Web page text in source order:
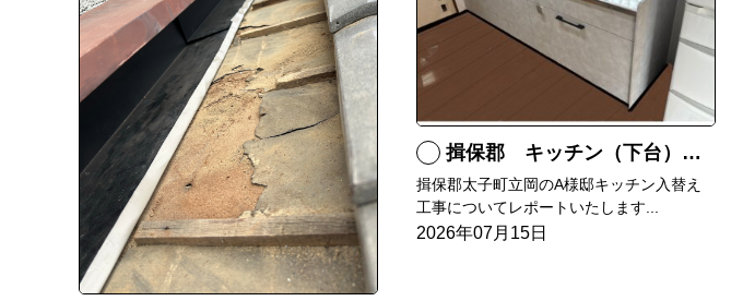
揖保郡 キッチン（下台）交換
揖保郡太子町立岡のA様邸キッチン入替え
工事についてレポートいたします...
2026年07月15日